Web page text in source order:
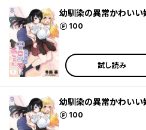
幼馴染の異常かわいい
100
ポイント
試し読み
幼馴染の異常かわいい
100
ポイント